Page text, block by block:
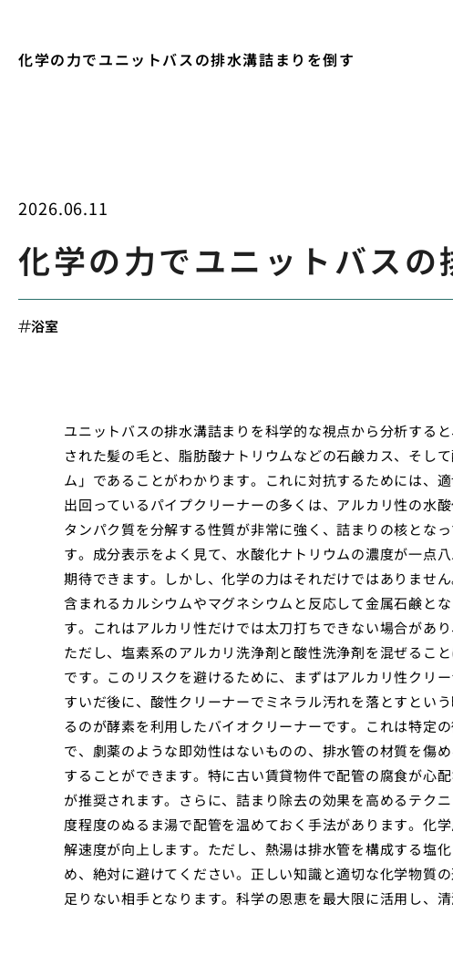
化学の力でユニットバスの排水溝詰まりを倒す
2026.06.11
化学の力でユニットバスの
浴室
ユニットバスの排水溝詰まりを科学的な視点から分析する
された髪の毛と、脂肪酸ナトリウムなどの石鹸カス、そし
ム」であることがわかります。これに対抗するためには、
出回っているパイプクリーナーの多くは、アルカリ性の水
タンパク質を分解する性質が非常に強く、詰まりの核とな
す。成分表示をよく見て、水酸化ナトリウムの濃度が一点
期待できます。しかし、化学の力はそれだけではありませ
含まれるカルシウムやマグネシウムと反応して金属石鹸と
す。これはアルカリ性だけでは太刀打ちできない場合があ
ただし、塩素系のアルカリ洗浄剤と酸性洗浄剤を混ぜるこ
です。このリスクを避けるために、まずはアルカリ性クリ
すいだ後に、酸性クリーナーでミネラル汚れを落とすとい
るのが酵素を利用したバイオクリーナーです。これは特定
で、劇薬のような即効性はないものの、排水管の材質を傷
することができます。特に古い賃貸物件で配管の腐食が心
が推奨されます。さらに、詰まり除去の効果を高めるテク
度程度のぬるま湯で配管を温めておく手法があります。化
解速度が向上します。ただし、熱湯は排水管を構成する塩
め、絶対に避けてください。正しい知識と適切な化学物質
足りない相手となります。科学の恩恵を最大限に活用し、